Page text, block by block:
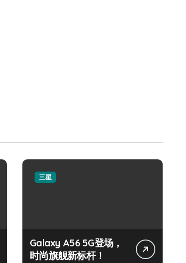
三星
Galaxy A56 5G登场，
时尚旗舰新标杆！